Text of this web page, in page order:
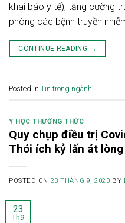
khai báo y tế); tăng cường
phòng các bệnh truyền
CONTINUE READING →
Posted in Tin trong ngành
Y HỌC THƯỜNG THỨC
Quy chụp điều trị
Thói ích kỷ lấn át
POSTED ON 23 THÁNG 9, 2020 BY
23
Th9